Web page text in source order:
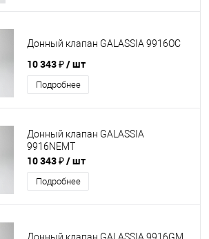
Донный клапан GALASSIA 9916OC
10 343 ₽/ шт
Подробнее
Донный клапан GALASSIA
9916NEMT
10 343 ₽/ шт
Подробнее